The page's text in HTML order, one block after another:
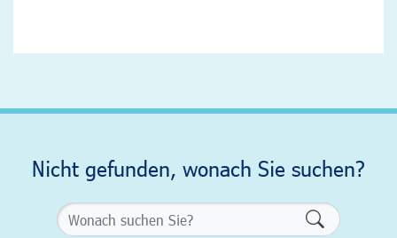
Nicht gefunden, wonach Sie suchen?